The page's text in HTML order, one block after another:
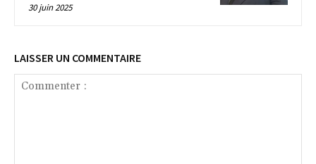
30 juin 2025
LAISSER UN COMMENTAIRE